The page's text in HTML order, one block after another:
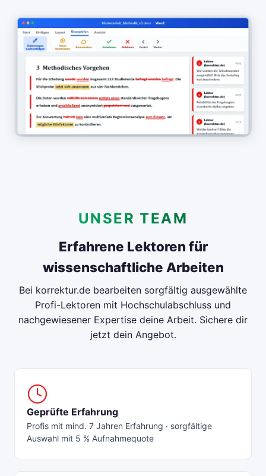
UNSER TEAM
Erfahrene Lektoren für
wissenschaftliche Arbeiten
Bei korrektur.de bearbeiten sorgfältig ausgewählte
Profi-Lektoren mit Hochschulabschluss und
nachgewiesener Expertise deine Arbeit. Sichere dir
jetzt dein Angebot.
Geprüfte Erfahrung
Profis mit mind. 7 Jahren Erfahrung · sorgfältige
Auswahl mit 5 % Aufnahmequote